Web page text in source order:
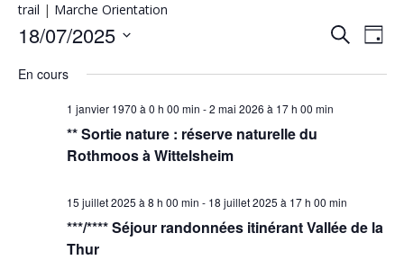
trail | Marche Orientation
et
de
Recherche
de
Jour
18/07/2025
une
En cours
1 janvier 1970 à 0 h 00 min -2 mai 2026 à 17 h 00 min
** Sortie nature : réserve naturelle du
Rothmoos à Wittelsheim
15 juillet 2025 à 8 h 00 min - 18 juillet 2025 à 17 h 00 min
***/**** Séjour randonnées itinérant Vallée de la
Thur